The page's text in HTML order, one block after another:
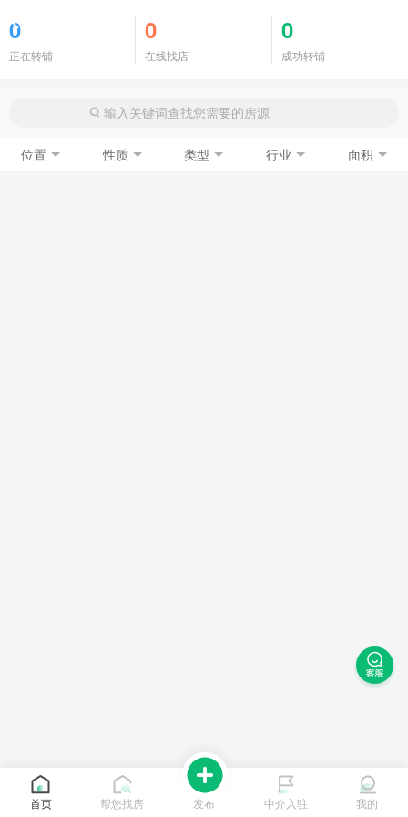
0
正在转铺
0
在线找店
0
成功转铺
位置 性质 类型 行业 面积
首页 帮您找房 发布 中介入驻 我的